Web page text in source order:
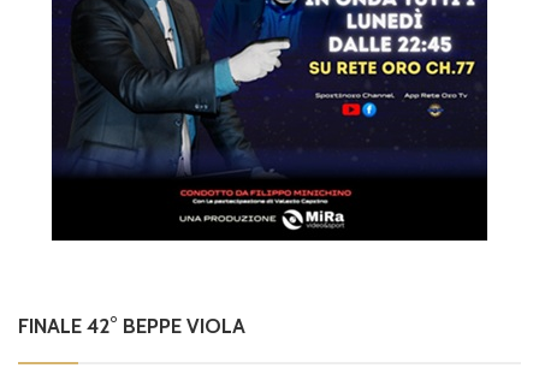
FINALE 42° BEPPE VIOLA